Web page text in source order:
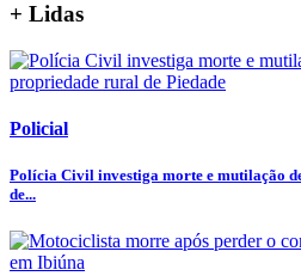
+ Lidas
Policial
Polícia Civil investiga morte e mutilação
de...